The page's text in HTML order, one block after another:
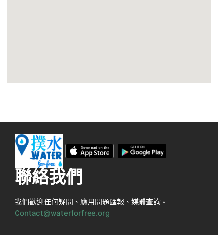
聯絡我們
我們歡迎任何疑問、應用問題匯報、媒體查詢。
Contact@waterforfree.org